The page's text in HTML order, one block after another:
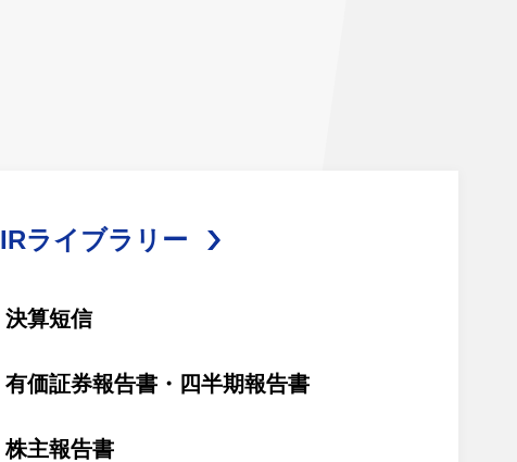
IRライブラリー
決算短信
有価証券報告書・四半期報告書
株主報告書